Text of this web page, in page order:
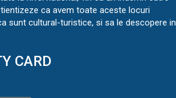
ca avem toate aceste locuri
sunt cultural-turistice, si sa le descopere in
CARD